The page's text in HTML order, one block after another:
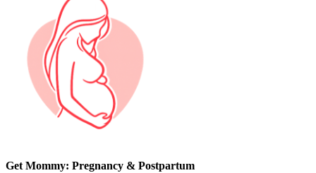
Get Mommy: Pregnancy & Postpartum